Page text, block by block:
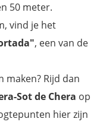
50 meter.
vind je het
, een van de
maken? Rijd dan
Sot de Chera op
hier zijn